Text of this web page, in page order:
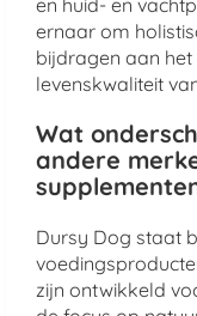
en huid- en
ernaar om
bijdragen aan
levenskwaliteit
Wat
andere
Dursy Dog staat
zijn ontwikkeld